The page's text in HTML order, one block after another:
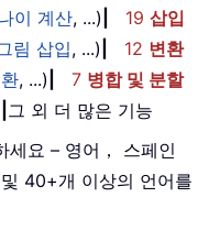
이 계산, ...) 19 삽입
림 삽입, ...) 12 변환
, ...) 7 병합 및 분할
그 외 더 많은 기능
요 – 영어， 스페인
40+개 이상의 언어를